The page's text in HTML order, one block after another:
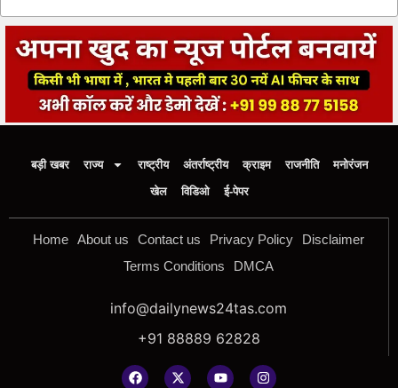
बड़ी खबर राज्य राष्ट्रीय अंतर्राष्ट्रीय क्राइम राजनीति
मनोरंजन
खेल
विडिओ ई-पेपर
Home About us Contact us Privacy Policy
Disclaimer
Terms Conditions
DMCA
info@dailynews24tas.com
+91 88889 62828